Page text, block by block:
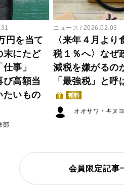
円を当て
末にたど
事」
び高額当
たいもの
部
ニュース 2026.02.03
〈来年４月より
税１％へ〉なぜ
減税を嫌がる
「最強税」と呼
有料
オオサワ・キヌヨ
会員限定記事